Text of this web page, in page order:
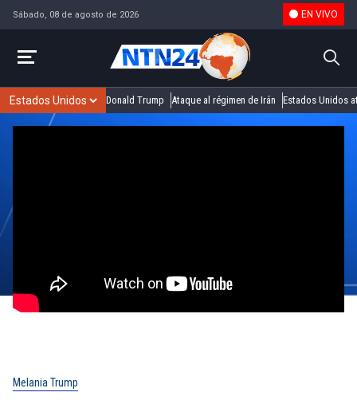
Sábado, 08 de agosto de 2026 EN VIVO
Donald Trump Ataque al régimen de Irán Estados Unidos
Melania Trump